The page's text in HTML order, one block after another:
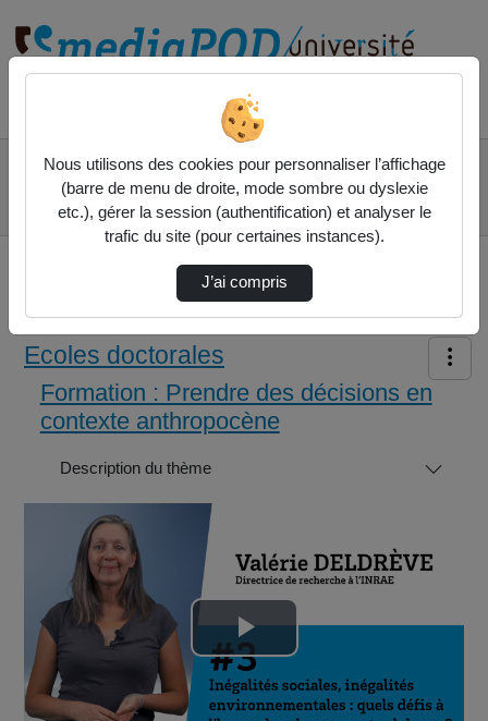
Formation : Prendre des décisions en contexte
anthropocène
#3 Inégalités Sociales, Inégalités Environne…
Ecoles doctorales
Formation : Prendre des décisions en
contexte anthropocène
Description du thème
Lire
la
Nous utilisons des cookies pour personnaliser l’affichage
(barre de menu de droite, mode sombre ou dyslexie
etc.), gérer la session (authentification) et analyser le
trafic du site (pour certaines instances).
J’ai compris